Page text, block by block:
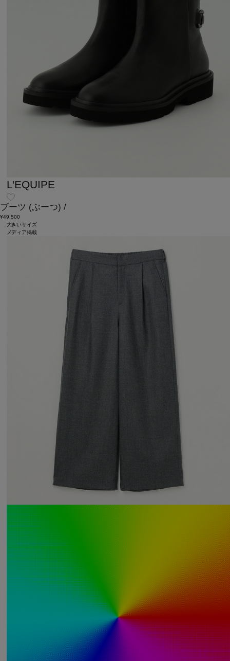
L'EQUIPE
ブーツ (ぶーつ) /
¥49,500
大きいサイズ
メディア掲載